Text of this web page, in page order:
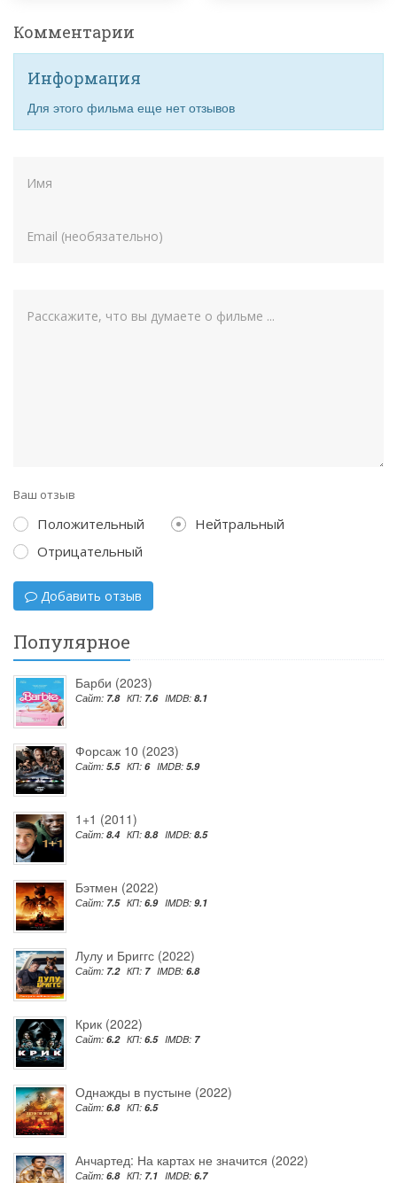
Комментарии
Информация
Для этого фильма еще нет отзывов
Ваш отзыв
Положительный
Нейтральный
Отрицательный
Добавить отзыв
Популярное
Барби (2023)
Сайт: 7.8 КП: 7.6 IMDB: 8.1
Форсаж 10 (2023)
Сайт: 5.5 КП: 6 IMDB: 5.9
1+1 (2011)
Сайт: 8.4 КП: 8.8 IMDB: 8.5
Бэтмен (2022)
Сайт: 7.5 КП: 6.9 IMDB: 9.1
Лулу и Бриггс (2022)
Сайт: 7.2 КП: 7 IMDB: 6.8
Крик (2022)
Сайт: 6.2 КП: 6.5 IMDB: 7
Однажды в пустыне (2022)
Сайт: 6.8 КП: 6.5
Анчартед: На картах не значится (2022)
Сайт: 6.8 КП: 7.1 IMDB: 6.7